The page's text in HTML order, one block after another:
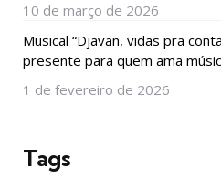
10 de março de 2026
Musical “Djavan, vidas pra
presente para quem ama
1 de fevereiro de 2026
Tags